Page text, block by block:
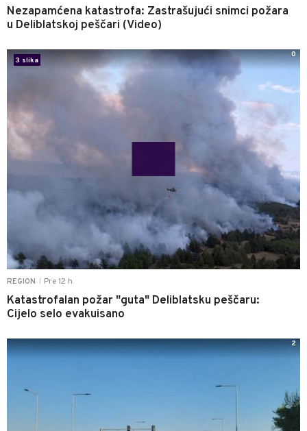
Nezapamćena katastrofa: Zastrašujući snimci požara
u Deliblatskoj peščari (Video)
REGION Pre 12 h
Katastrofalan požar "guta" Deliblatsku peščaru:
Cijelo selo evakuisano
3 slika
0
2